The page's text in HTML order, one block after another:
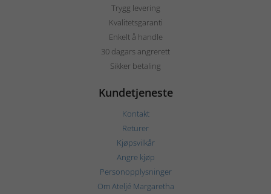
Trygg levering
Kvalitetsgaranti
Enkelt å handle
30 dagars angrerett
Sikker betaling
Kundetjeneste
Kontakt
Returer
Kjøpsvilkår
Angre kjøp
Personopplysninger
Om Ateljé Margaretha